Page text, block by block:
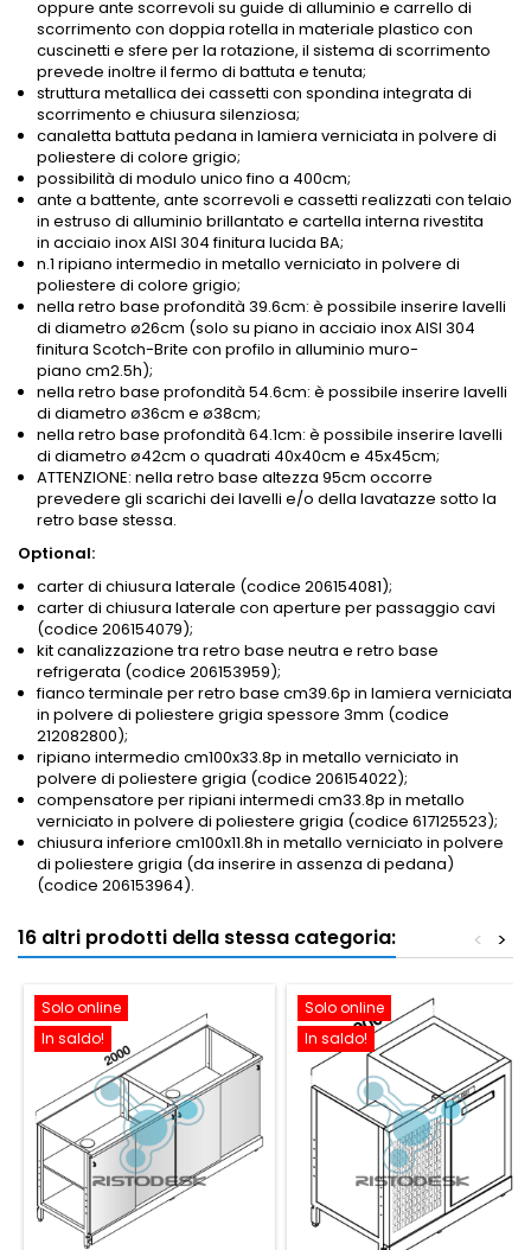
oppure ante scorrevoli su guide di alluminio e carrello di
scorrimento con doppia rotella in materiale plastico con
cuscinetti e sfere per la rotazione, il sistema di scorrimento
prevede inoltre il fermo di battuta e tenuta;
struttura metallica dei cassetti con spondina integrata di
scorrimento e chiusura silenziosa;
canaletta battuta pedana in lamiera verniciata in polvere di
poliestere di colore grigio;
possibilità di modulo unico fino a 400cm;
ante a battente, ante scorrevoli e cassetti realizzati con telaio
in estruso di alluminio brillantato e cartella interna rivestita
in acciaio inox AISI 304 finitura lucida BA;
n.1 ripiano intermedio in metallo verniciato in polvere di
poliestere di colore grigio;
nella retro base profondità 39.6cm: è possibile inserire lavelli
di diametro ø26cm (solo su piano in acciaio inox AISI 304
finitura Scotch-Brite con profilo in alluminio muro-
piano cm2.5h);
nella retro base profondità 54.6cm: è possibile inserire lavelli
di diametro ø36cm e ø38cm;
nella retro base profondità 64.1cm: è possibile inserire lavelli
di diametro ø42cm o quadrati 40x40cm e 45x45cm;
ATTENZIONE: nella retro base altezza 95cm occorre
prevedere gli scarichi dei lavelli e/o della lavatazze sotto la
retro base stessa.
Optional:
carter di chiusura laterale (codice 206154081);
carter di chiusura laterale con aperture per passaggio cavi
(codice 206154079);
kit canalizzazione tra retro base neutra e retro base
refrigerata (codice 206153959);
fianco terminale per retro base cm39.6p in lamiera verniciata
in polvere di poliestere grigia spessore 3mm (codice
212082800);
ripiano intermedio cm100x33.8p in metallo verniciato in
polvere di poliestere grigia (codice 206154022);
compensatore per ripiani intermedi cm33.8p in metallo
verniciato in polvere di poliestere grigia (codice 617125523);
chiusura inferiore cm100x11.8h in metallo verniciato in polvere
di poliestere grigia (da inserire in assenza di pedana)
(codice 206153964).
16 altri prodotti della stessa categoria: >
<
Solo online
In saldo!
Solo online
In saldo!